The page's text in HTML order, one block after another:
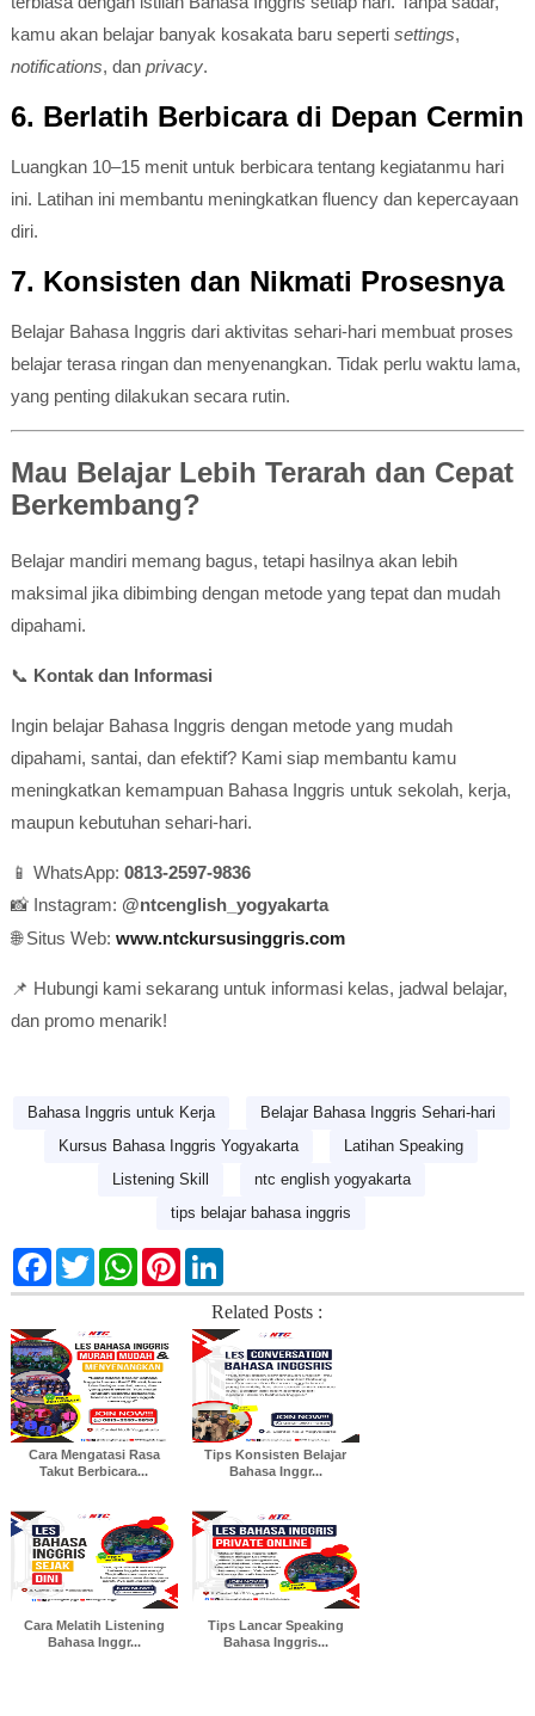
kamu akan belajar banyak kosakata baru seperti settings,
notifications, dan privacy.
6. Berlatih Berbicara di Depan Cermin
Luangkan 10–15 menit untuk berbicara tentang kegiatanmu hari
ini. Latihan ini membantu meningkatkan fluency dan kepercayaan
diri.
7. Konsisten dan Nikmati Prosesnya
Belajar Bahasa Inggris dari aktivitas sehari-hari membuat proses
belajar terasa ringan dan menyenangkan. Tidak perlu waktu lama,
yang penting dilakukan secara rutin.
Mau Belajar Lebih Terarah dan Cepat
Berkembang?
Belajar mandiri memang bagus, tetapi hasilnya akan lebih
maksimal jika dibimbing dengan metode yang tepat dan mudah
dipahami.
📞 Kontak dan Informasi
Ingin belajar Bahasa Inggris dengan metode yang mudah
dipahami, santai, dan efektif? Kami siap membantu kamu
meningkatkan kemampuan Bahasa Inggris untuk sekolah, kerja,
maupun kebutuhan sehari-hari.
📱 WhatsApp: 0813-2597-9836
📸 Instagram: @ntcenglish_yogyakarta
🌐 Situs Web: www.ntckursusinggris.com
📌 Hubungi kami sekarang untuk informasi kelas, jadwal belajar,
dan promo menarik!
Bahasa Inggris untuk Kerja
Belajar Bahasa Inggris Sehari-hari
Kursus Bahasa Inggris Yogyakarta
Latihan Speaking
Listening Skill
ntc english yogyakarta
tips belajar bahasa inggris
F
c
b
o
o
k
T
w
i
t
e
r
W
a
A
p
p
P
n
L
n
k
e
d
I
n
Related Posts :
Cara Mengatasi Rasa
Takut Berbicara...
Tips Konsisten Belajar
Bahasa Inggr...
Cara Melatih Listening
Bahasa Inggr...
Tips Lancar Speaking
Bahasa Inggris...